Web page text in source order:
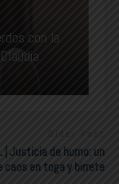
con la
Older Post
| Justicia de humo: un
caos en toga y birrete